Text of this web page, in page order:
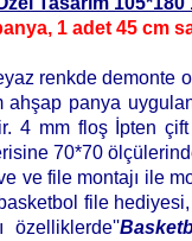
1 adet 45 cm
renkde demonte
panya
4 mm floş İpten
70*70
ve file montajı ile
file
özelliklerde''